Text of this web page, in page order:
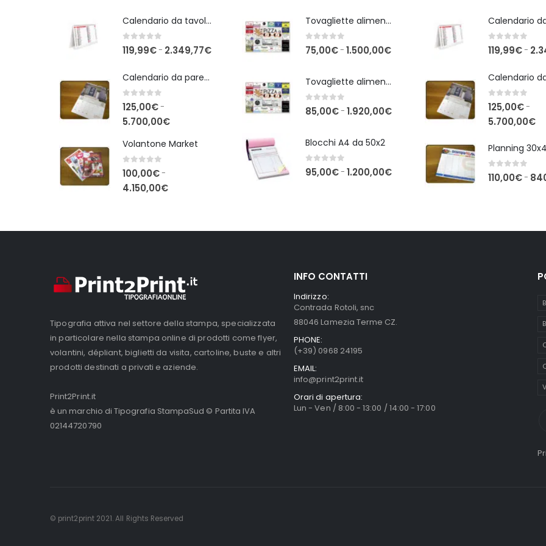
Calendario da tavolo personalizzati
0Su 5
119,99€- 2.349,77€Fascia
2.349,77€
Calendario da parete personalizzati
0Su 5
125,00€-
5.700,00€Fascia
prezzo:
Volantone Market
0Su 5
100,00€-
4.150,00€Fascia
da
4.150,00€
Tovagliette alimentari 30x40
0Su 5
75,00€- 1.500,00€Fascia
75,00€
Tovagliette alimentari 33x48
0Su 5
85,00€- 1.920,00€Fascia
85,00€
Blocchi A4 da 50x2
0 Su 5
95,00€- 1.200,00€Fascia
95,00€
0Su 5
119,99€-
0Su 5
125,00€-
5.700,00€
Planning
0Su 5
110,00€-
Tipografia attiva nel settore della stampa, specializzata
in particolare nella stampa online di prodotti come flyer,
volantini, dépliant, biglietti da visita, cartoline, buste e altri
prodotti destinati a privati e aziende.
Print2Print.it
è un marchio di Tipografia StampaSud © Partita IVA
02144720790
INFO CONTATTI
Indirizzo:
Contrada Rotoli, snc
88046 Lamezia Terme CZ.
PHONE:
(+39) 0968 24195
EMAIL:
info@print2print.it
Orari di apertura:
Lun - Ven / 8:00 - 13:00 / 14:00 - 17:00
© print2print 2021. All Rights Reserved